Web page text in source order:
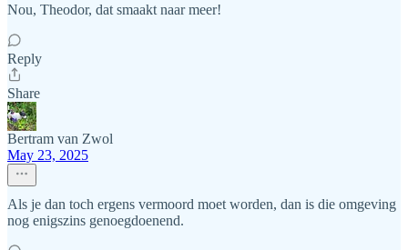
Nou, Theodor, dat smaakt naar meer!
Reply
Share
Bertram van Zwol
May 23, 2025
Als je dan toch ergens vermoord moet worden, dan is die omgeving
nog enigszins genoegdoenend.